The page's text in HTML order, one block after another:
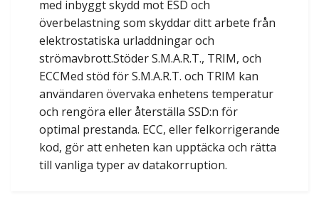
med inbyggt skydd mot ESD och
överbelastning som skyddar ditt arbete från
elektrostatiska urladdningar och
strömavbrott.Stöder S.M.A.R.T., TRIM, och
ECCMed stöd för S.M.A.R.T. och TRIM kan
användaren övervaka enhetens temperatur
och rengöra eller återställa SSD:n för
optimal prestanda. ECC, eller felkorrigerande
kod, gör att enheten kan upptäcka och rätta
till vanliga typer av datakorruption.